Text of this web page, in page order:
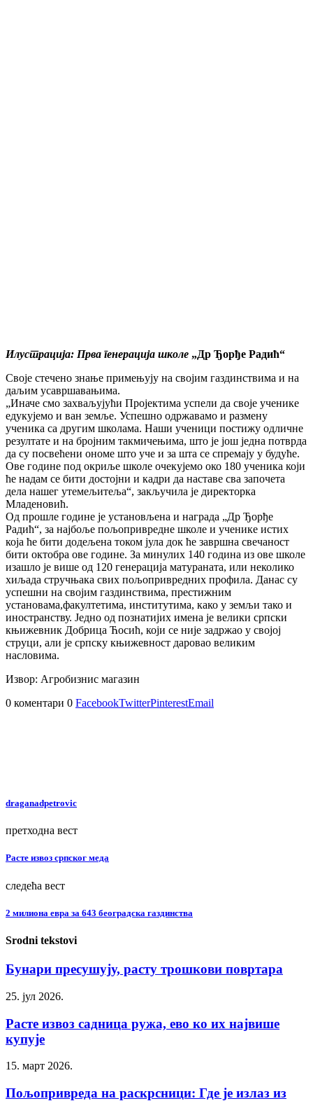
Илустрација: Прва генерација школе „Др Ђорђе Радић“
Своје стечено знање примењују на својим газдинствима и на
даљим усавршавањима.
„Иначе смо захваљујући Пројектима успели да своје ученике
едукујемо и ван земље. Успешно одржавамо и размену
ученика са другим школама. Наши ученици постижу одличне
резултате и на бројним такмичењима, што је још једна потврда
да су посвећени ономе што уче и за шта се спремају у будуће.
Ове године под окриље школе очекујемо око 180 ученика који
ће надам се бити достојни и кадри да наставе сва започета
дела нашег утемељитеља“, закључила је директорка
Младеновић.
Од прошле године је установљена и награда „Др Ђорђе
Радић“, за најбоље пољопривредне школе и ученике истих
која ће бити додељена током јула док ће завршна свечаност
бити октобра ове године. За минулих 140 година из ове школе
изашло је више од 120 генерација матураната, или неколико
хиљада стручњака свих пољопривредних профила. Данас су
успешни на својим газдинствима, престижним
установама,факултетима, институтима, како у земљи тако и
иностранству. Једно од познатијих имена је велики српски
књижевник Добрица Ћосић, који се није задржао у својој
струци, али је српску књижевност даровао великим
насловима.
Извор: Агробизнис магазин
0 коментари 0 FacebookTwitterPinterestEmail
draganadpetrovic
претходна вест
Расте извоз српског меда
следећа вест
2 милиона евра за 643 београдска газдинства
Srodni tekstovi
Бунари пресушују, расту трошкови повртара
25. јул 2026.
Расте извоз садница ружа, ево ко их највише
купује
15. март 2026.
Пољопривреда на раскрсници: Где је излаз из